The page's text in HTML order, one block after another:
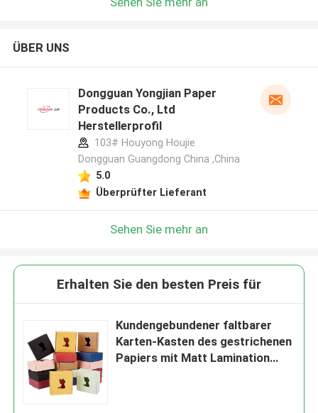
ÜBER UNS
Dongguan Yongjian Paper
Products Co., Ltd
Herstellerprofil
103# Houyong Houjie
Dongguan Guangdong China ,China
5.0
Überprüfter Lieferant
Sehen Sie mehr an
Erhalten Sie den besten Preis für
Kundengebundener faltbarer
Karten-Kasten des gestrichenen
Papiers mit Matt Lamination